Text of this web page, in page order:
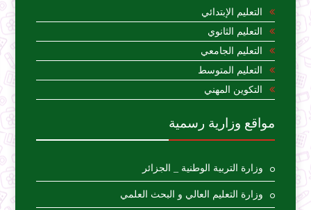
التعليم الإبتدائي
التعليم الثانوي
التعليم الجامعي
التعليم المتوسط
التكوين المهني
مواقع وزارية رسمية
وزارة التربية الوطنية _ الجزائر
وزارة التعليم العالي و البحث العلمي